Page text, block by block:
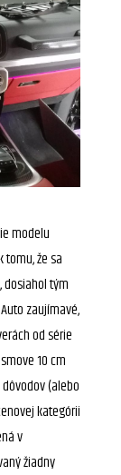
modelu
že sa
tým
zaujímavé,
od série
10 cm
(alebo
kategórii
v
žiadny